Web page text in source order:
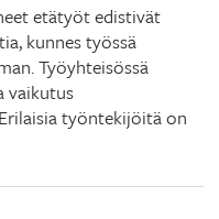
etätyöt edistivät
kunnes työssä
Työyhteisössä
vaikutus
työntekijöitä on